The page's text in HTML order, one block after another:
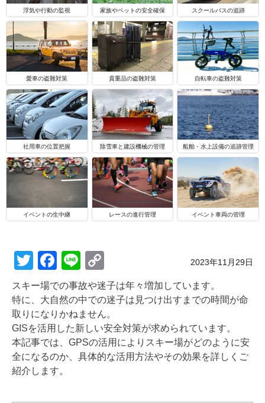
浮気や行動の監視 家族やペットの安全確保 スクールバスの追跡
愛車の盗難対策 貴重品の盗難対策 自転車の盗難対策
社用車の位置把握 除雪車と建設機械の管理 船舶・水上設備の追跡管理
イベントの生中継 レースの進行管理 イベント車両の管理
2023年11月29日
T
wi
tt
er
F
a
c
e
b
o
o
Li
n
e
o
p
y
Li
n
スキー場での事故や迷子は年々増加しています。
特に、大自然の中での迷子は見つけ出すまでの時間が命
取りになりかねません。
GISを活用した新しい安全対策が求められています。
本記事では、GPSの活用によりスキー場がどのように安
全になるのか、具体的な活用方法やその効果を詳しくご
紹介します。